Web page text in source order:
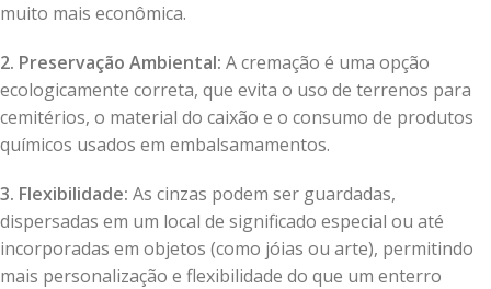
muito mais econômica.
2. Preservação Ambiental: A cremação é uma opção
ecologicamente correta, que evita o uso de terrenos para
cemitérios, o material do caixão e o consumo de produtos
químicos usados em embalsamamentos.
3. Flexibilidade: As cinzas podem ser guardadas,
dispersadas em um local de significado especial ou até
incorporadas em objetos (como jóias ou arte), permitindo
mais personalização e flexibilidade do que um enterro